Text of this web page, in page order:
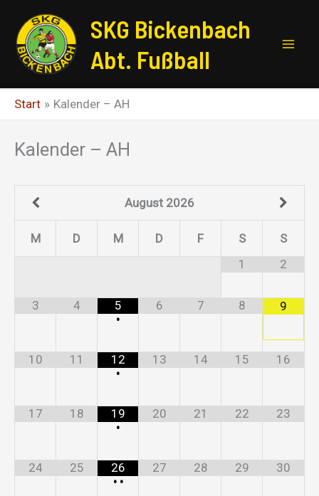
Inhalt
springen
SKG Bickenbach
Abt. Fußball
Start Kalender – AH
Kalender – AH
August 2026
M D M D F S
S
1
2
3 4
5
•
6 7 8 9
10 11
12
•
13 14 15 16
17 18
19
•
20 21 22 23
24 25
26
• •
27 28 29 30